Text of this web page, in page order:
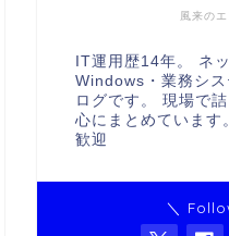
風来の
IT運用歴14年。 ネ
Windows・業務シ
ログです。 現場で
心にまとめていま
歓迎
＼